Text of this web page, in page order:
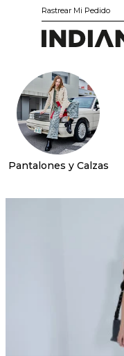
Rastrear Mi Pedido
Pantalones y Calzas